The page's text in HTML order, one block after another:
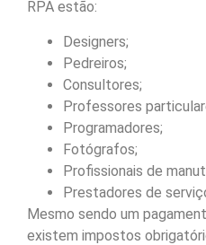
RPA estão:
Designers;
Pedreiros;
Consultores;
Professores
Programadores;
Fotógrafos;
Profissionais de
Prestadores de
Mesmo sendo um
existem impostos